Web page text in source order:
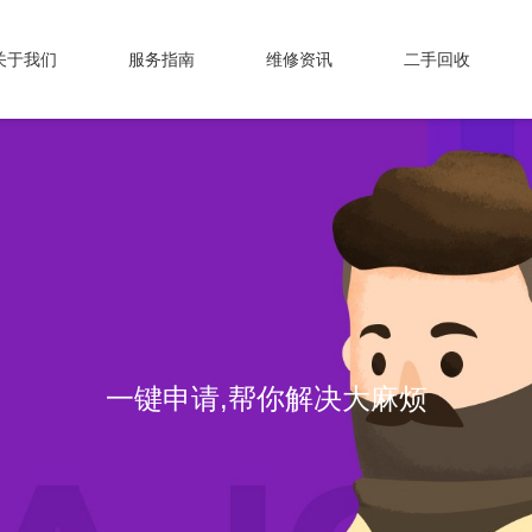
于我们 服务指南 维修资讯 二手回收